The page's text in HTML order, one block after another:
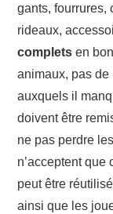
gants, fourrures,
rideaux,
complets en
animaux, pas
auxquels il
doivent être
ne pas perdre
n’acceptent que
peut être
ainsi que les